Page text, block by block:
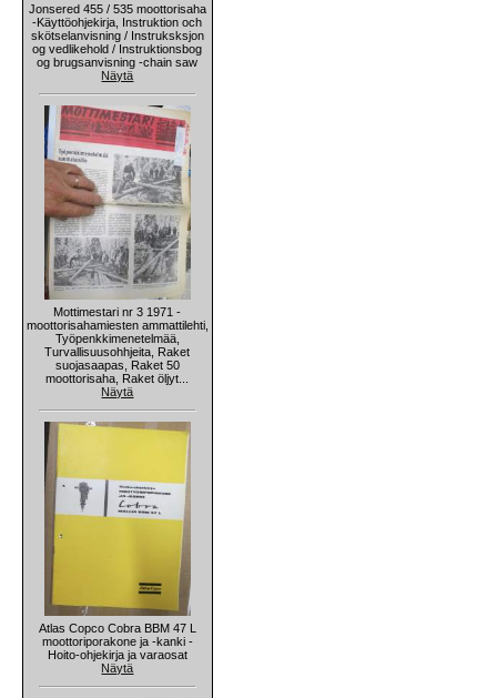
Jonsered 455 / 535 moottorisaha
-Käyttöohjekirja, Instruktion och
skötselanvisning / Instruksksjon
og vedlikehold / Instruktionsbog
og brugsanvisning -chain saw
Näytä
Mottimestari nr 3 1971 -
moottorisahamiesten ammattilehti,
Työpenkkimenetelmää,
Turvallisuusohhjeita, Raket
suojasaapas, Raket 50
moottorisaha, Raket öljyt...
Näytä
Atlas Copco Cobra BBM 47 L
moottoriporakone ja -kanki -
Hoito-ohjekirja ja varaosat
Näytä